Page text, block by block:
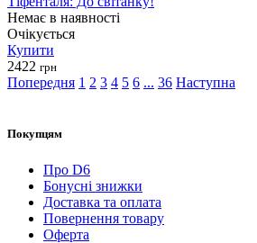
Немає в наявності
Очікується
Купити
2422 грн
Попередня 1 2 3 4 5 6 ... 36 Наступна
Покупцям
Про D6
Бонусні знижки
Доставка та оплата
Повернення товару
Оферта